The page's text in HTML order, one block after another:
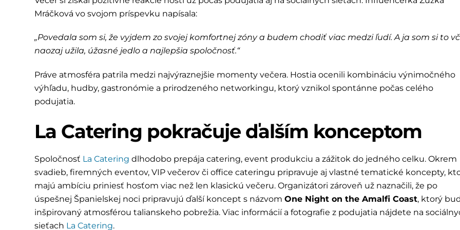
Mráčková vo svojom príspevku napísala:
„Povedala som si, že vyjdem zo svojej komfortnej zóny a budem chodiť viac medzi ľudí. A ja som si to
naozaj užila, úžasné jedlo a najlepšia spoločnosť.“
Práve atmosféra patrila medzi najvýraznejšie momenty večera. Hostia ocenili kombináciu výnimočného
výhľadu, hudby, gastronómie a prirodzeného networkingu, ktorý vznikol spontánne počas celého
podujatia.
La Catering pokračuje ďalším konceptom
Spoločnosť La Catering dlhodobo prepája catering, event produkciu a zážitok do jedného celku. Okrem
svadieb, firemných eventov, VIP večerov či office cateringu pripravuje aj vlastné tematické koncepty,
majú ambíciu priniesť hosťom viac než len klasickú večeru. Organizátori zároveň už naznačili, že po
úspešnej Španielskej noci pripravujú ďalší koncept s názvomOne Night on the Amalfi Coast, ktorý
inšpirovaný atmosférou talianskeho pobrežia. Viac informácií a fotografie z podujatia nájdete na
sieťach La Catering.